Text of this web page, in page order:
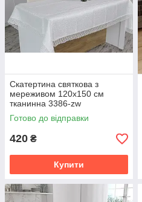
Скатертина святкова з
мереживом 120x150 см
тканинна 3386-zw
Готово до відправки
420 ₴
Купити